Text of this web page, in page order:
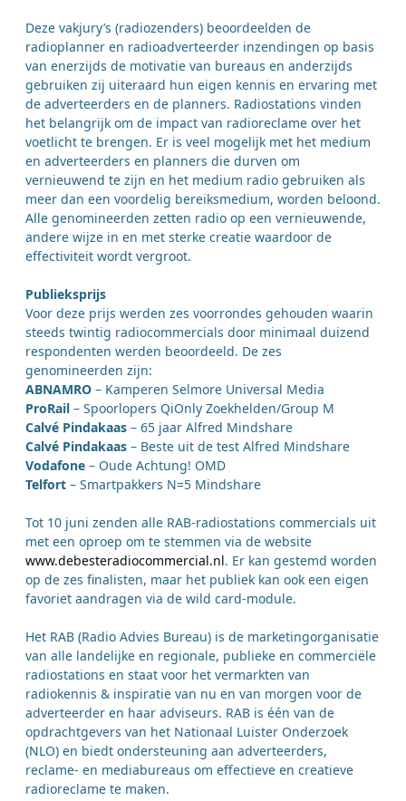
Deze vakjury’s (radiozenders) beoordeelden de
radioplanner en radioadverteerder inzendingen op basis
van enerzijds de motivatie van bureaus en anderzijds
gebruiken zij uiteraard hun eigen kennis en ervaring met
de adverteerders en de planners. Radiostations vinden
het belangrijk om de impact van radioreclame over het
voetlicht te brengen. Er is veel mogelijk met het medium
en adverteerders en planners die durven om
vernieuwend te zijn en het medium radio gebruiken als
meer dan een voordelig bereiksmedium, worden beloond.
Alle genomineerden zetten radio op een vernieuwende,
andere wijze in en met sterke creatie waardoor de
effectiviteit wordt vergroot.
Publieksprijs
Voor deze prijs werden zes voorrondes gehouden waarin
steeds twintig radiocommercials door minimaal duizend
respondenten werden beoordeeld. De zes
genomineerden zijn:
ABNAMRO – Kamperen Selmore Universal Media
ProRail – Spoorlopers QiOnly Zoekhelden/Group M
Calvé Pindakaas – 65 jaar Alfred Mindshare
Calvé Pindakaas – Beste uit de test Alfred Mindshare
Vodafone – Oude Achtung! OMD
Telfort – Smartpakkers N=5 Mindshare
Tot 10 juni zenden alle RAB-radiostations commercials uit
met een oproep om te stemmen via de website
www.debesteradiocommercial.nl. Er kan gestemd worden
op de zes finalisten, maar het publiek kan ook een eigen
favoriet aandragen via de wild card-module.
Het RAB (Radio Advies Bureau) is de marketingorganisatie
van alle landelijke en regionale, publieke en commerciële
radiostations en staat voor het vermarkten van
radiokennis & inspiratie van nu en van morgen voor de
adverteerder en haar adviseurs. RAB is één van de
opdrachtgevers van het Nationaal Luister Onderzoek
(NLO) en biedt ondersteuning aan adverteerders,
reclame- en mediabureaus om effectieve en creatieve
radioreclame te maken.